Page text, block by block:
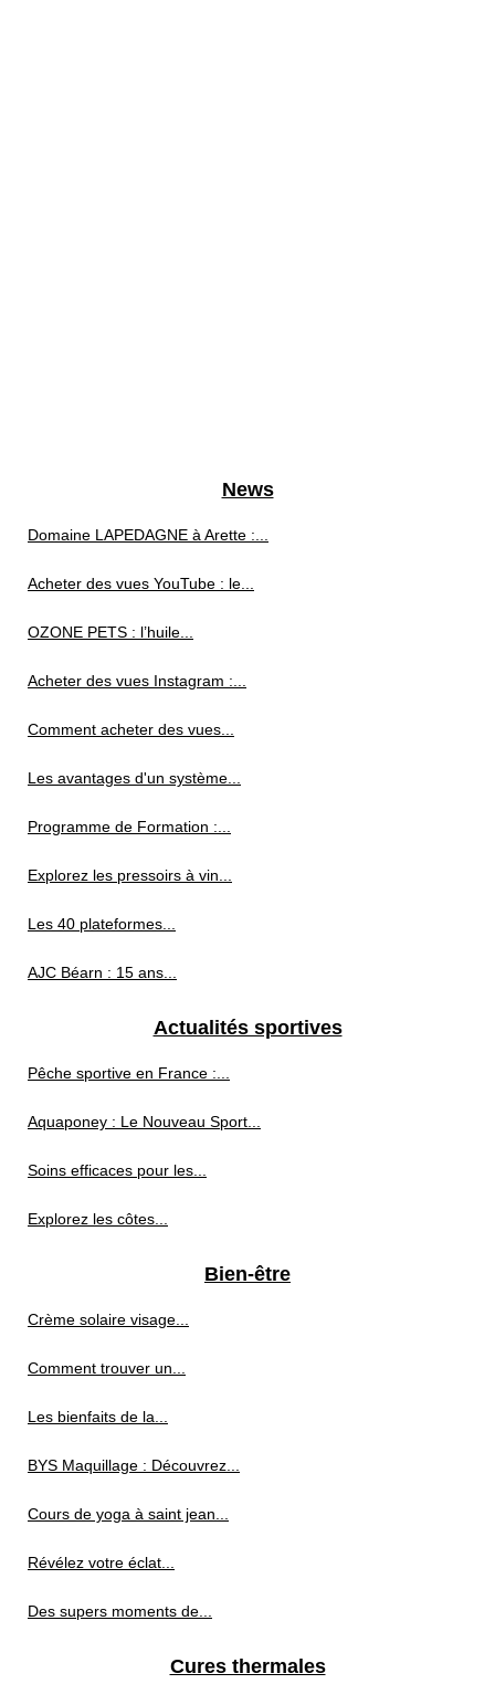
News
Domaine LAPEDAGNE à Arette :...
Acheter des vues YouTube : le...
OZONE PETS : l’huile...
Acheter des vues Instagram :...
Comment acheter des vues...
Les avantages d'un système...
Programme de Formation :...
Explorez les pressoirs à vin...
Les 40 plateformes...
AJC Béarn : 15 ans...
Actualités sportives
Pêche sportive en France :...
Aquaponey : Le Nouveau Sport...
Soins efficaces pour les...
Explorez les côtes...
Bien-être
Crème solaire visage...
Comment trouver un...
Les bienfaits de la...
BYS Maquillage : Découvrez...
Cours de yoga à saint jean...
Révélez votre éclat...
Des supers moments de...
Cures thermales